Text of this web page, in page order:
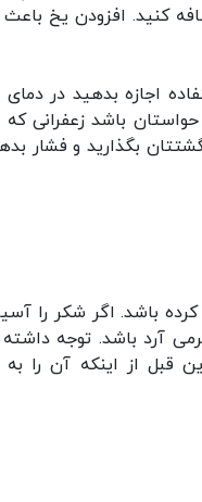
جوش و ۲ تکه یخ به آن اضافه
اجازه بدهید در
حواستان باشد زعفرانی
بگذارید و فشار
کرده باشد. اگر شکر را
آرد باشد. توجه
از اینکه آن را به